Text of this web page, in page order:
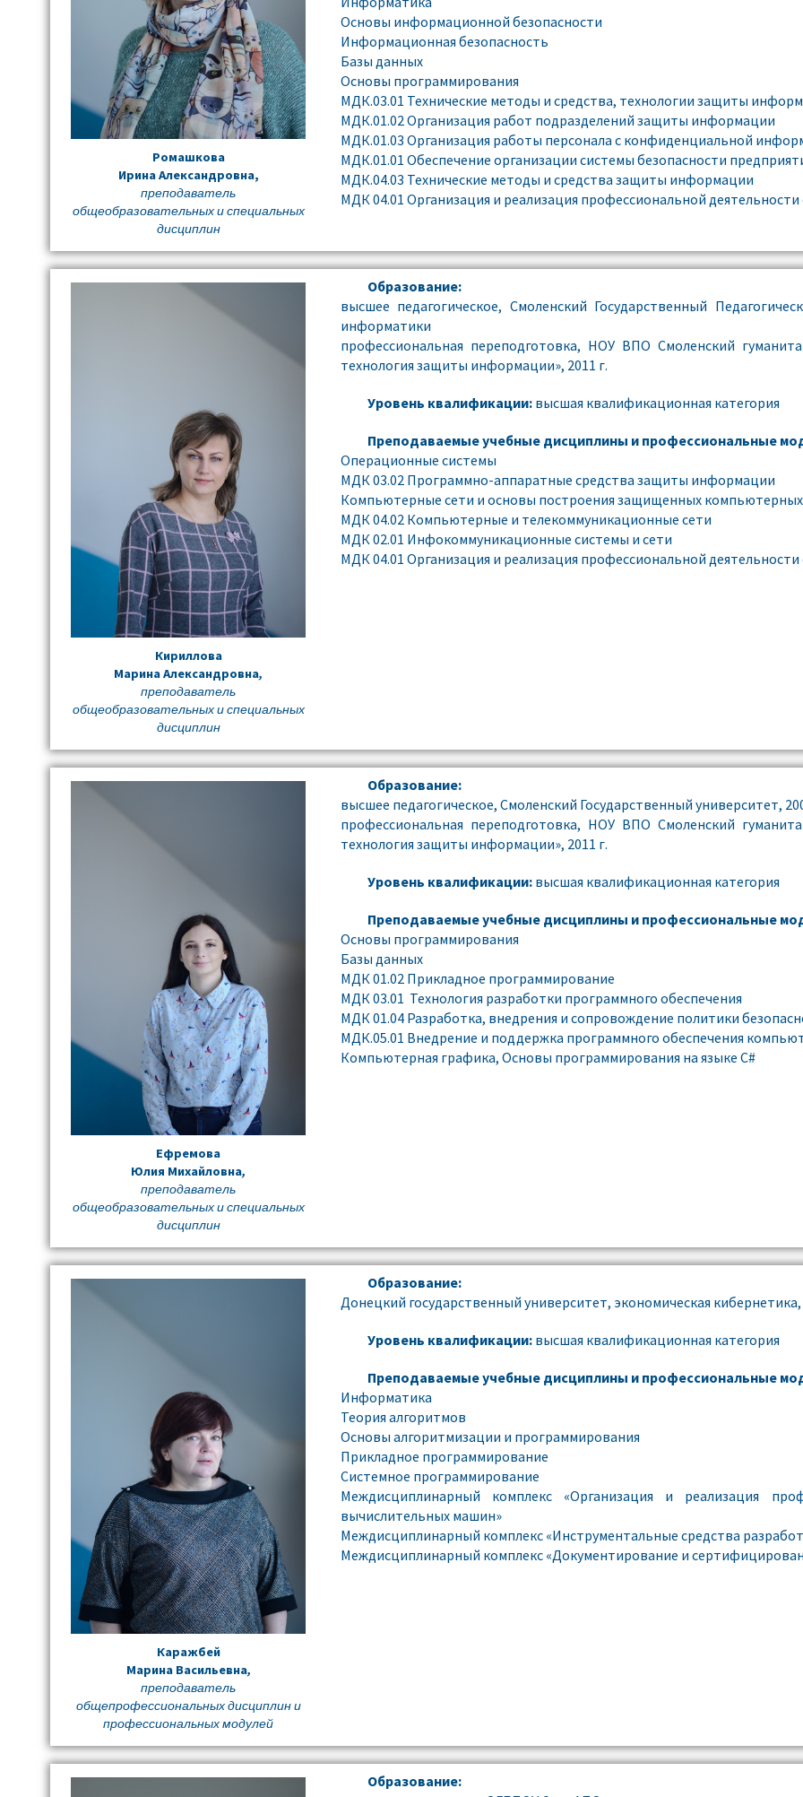
Ромашкова
Ирина Александровна,
преподаватель
общеобразовательных и специальных
дисциплин
Основы информационной безопасности
Информационная безопасность
Базы данных
Основы программирования
МДК.03.01 Технические методы и средства, технологии защиты
МДК.01.02 Организация работ подразделений защиты информации
МДК.01.03 Организация работы персонала с конфиденциальной
МДК.01.01 Обеспечение организации системы безопасности
МДК.04.03 Технические методы и средства защиты информации
МДК 04.01 Организация и реализация профессиональной
Кириллова
Марина Александровна,
преподаватель
общеобразовательных и специальных
дисциплин
Образование:
высшее педагогическое, Смоленский Государственный
информатики
профессиональная переподготовка, НОУ ВПО Смоленский
технология защиты информации», 2011 г.
Уровень квалификации: высшая квалификационная категория
Преподаваемые учебные дисциплины и профессиональные
Операционные системы
МДК 03.02 Программно-аппаратные средства защиты информации
Компьютерные сети и основы построения защищенных компьютерных
МДК 04.02 Компьютерные и телекоммуникационные сети
МДК 02.01 Инфокоммуникационные системы и сети
МДК 04.01 Организация и реализация профессиональной
Ефремова
Юлия Михайловна,
преподаватель
общеобразовательных и специальных
дисциплин
Образование:
высшее педагогическое, Смоленский Государственный университет,
профессиональная переподготовка, НОУ ВПО Смоленский
технология защиты информации», 2011 г.
Уровень квалификации: высшая квалификационная категория
Преподаваемые учебные дисциплины и профессиональные
Основы программирования
Базы данных
МДК 01.02 Прикладное программирование
МДК 03.01 Технология разработки программного обеспечения
МДК 01.04 Разработка, внедрения и сопровождение политики
МДК.05.01 Внедрение и поддержка программного обеспечения
Компьютерная графика, Основы программирования на языке C#
Каражбей
Марина Васильевна,
преподаватель
общепрофессиональных дисциплин и
профессиональных модулей
Образование:
Донецкий государственный университет, экономическая кибернетика,
Уровень квалификации: высшая квалификационная категория
Преподаваемые учебные дисциплины и профессиональные
Информатика
Теория алгоритмов
Основы алгоритмизации и программирования
Прикладное программирование
Системное программирование
Междисциплинарный комплекс «Организация и реализация
вычислительных машин»
Междисциплинарный комплекс «Инструментальные средства
Междисциплинарный комплекс «Документирование и
Образование: